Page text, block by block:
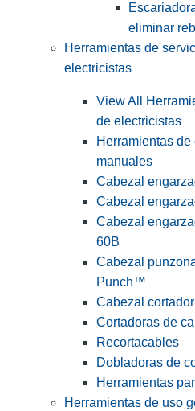
eliminar
Herramientas de
electricistas
View All
de electricistas
Herramientas
manuales
Cabezal
Cabezal
Cabezal
60B
Cabezal
Punch™
Cabezal
Cortadoras de
Recortacables
Dobladoras de
Herramientas
Herramientas de uso